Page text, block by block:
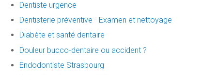
Dentiste urgence
Dentisterie préventive - Examen et nettoyage
Diabète et santé dentaire
Douleur bucco-dentaire ou accident ?
Endodontiste Strasbourg